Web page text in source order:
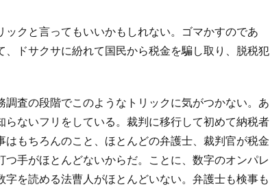
クと言ってもいいかもしれない。ゴマかすのであ
ドサクサに紛れて国民から税金を騙し取り、脱税犯
査の段階でこのようなトリックに気がつかない。あ
ないフリをしている。裁判に移行して初めて納税者
もちろんのこと、ほとんどの弁護士、裁判官が税金
手がほとんどないからだ。ことに、数字のオンパレ
を読める法曹人がほとんどいない。弁護士も検事も